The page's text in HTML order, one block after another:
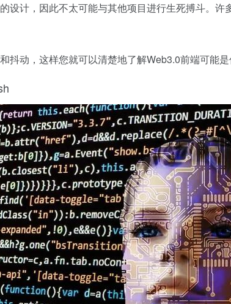
设计，因此不太可能与其他项目进行生死搏斗。
抖动，这样您就可以清楚地了解Web3.0前端可能是